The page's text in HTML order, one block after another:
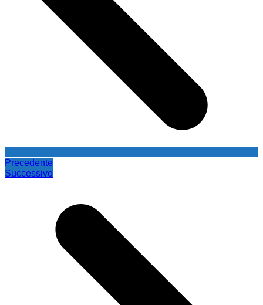
Precedente
Successivo